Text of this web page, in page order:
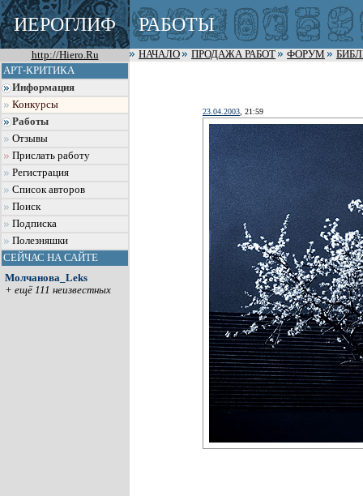
ИЕРОГЛИФ РАБОТЫ
http://Hiero.Ru НАЧАЛО ПРОДАЖА РАБОТ ФОРУМ
АРТ-КРИТИКА
Информация
Конкурсы
Работы
Отзывы
Прислать работу
Регистрация
Список авторов
Поиск
Подписка
Полезняшки
СЕЙЧАС НА САЙТЕ
Молчанова_Leks
+ ещё 111 неизвестных
23.04.2003 , 21:59